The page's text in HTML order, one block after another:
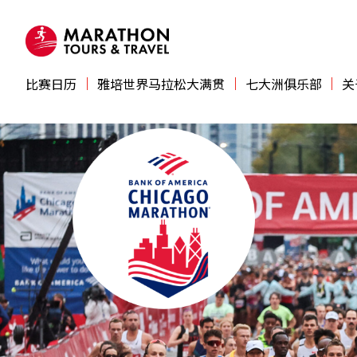
比赛日历 雅培世界马拉松大满贯 七大洲俱乐部